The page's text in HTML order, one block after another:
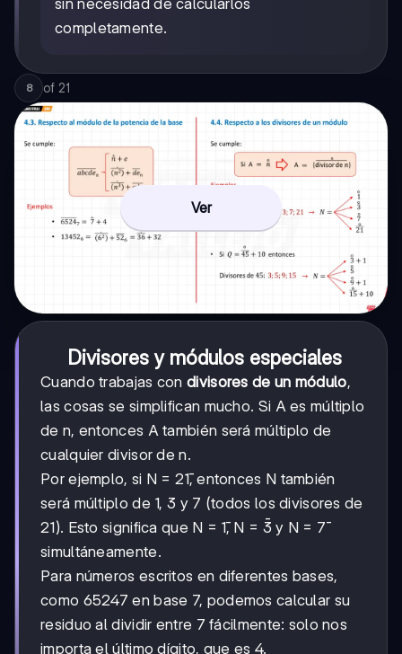
sin necesidad de calcularlos
completamente.
8 of 21
Ver
Divisores y módulos especiales
Cuando trabajas con divisores de un módulo,
las cosas se simplifican mucho. Si A es múltiplo
de n, entonces A también será múltiplo de
cualquier divisor de n.
Por ejemplo, si N = 21̄, entonces N también
será múltiplo de 1, 3 y 7 (todos los divisores de
21). Esto significa que N = 1̄, N = 3̄ y N = 7̄
simultáneamente.
Para números escritos en diferentes bases,
como 65247 en base 7, podemos calcular su
residuo al dividir entre 7 fácilmente: solo nos
importa el último dígito, que es 4.